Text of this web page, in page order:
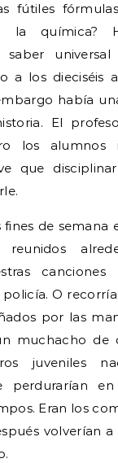
fútiles
la química?
saber
a los dieciséis
había
El
los alumnos
que
de semana
reunidos
canciones
policía. O
por las
muchacho de
juveniles
perdurarían
Eran los
volverían